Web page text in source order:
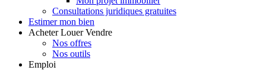
Consultations juridiques gratuites
Estimer mon bien
Acheter Louer Vendre
Nos offres
Nos outils
Emploi